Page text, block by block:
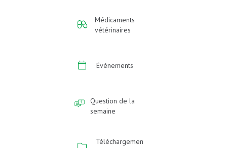
Médicaments
vétérinaires
Événements
Question de la
semaine
Téléchargemen